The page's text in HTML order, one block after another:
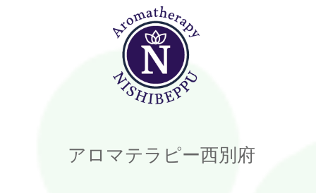
アロマテラピー西別府